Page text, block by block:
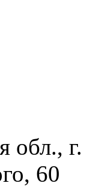
обл.,
60